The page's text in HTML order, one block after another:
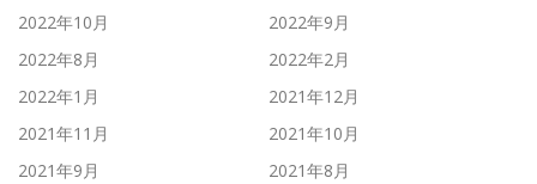
2022年10月
2022年9月
2022年8月
2022年2月
2022年1月
2021年12月
2021年11月
2021年10月
2021年9月
2021年8月